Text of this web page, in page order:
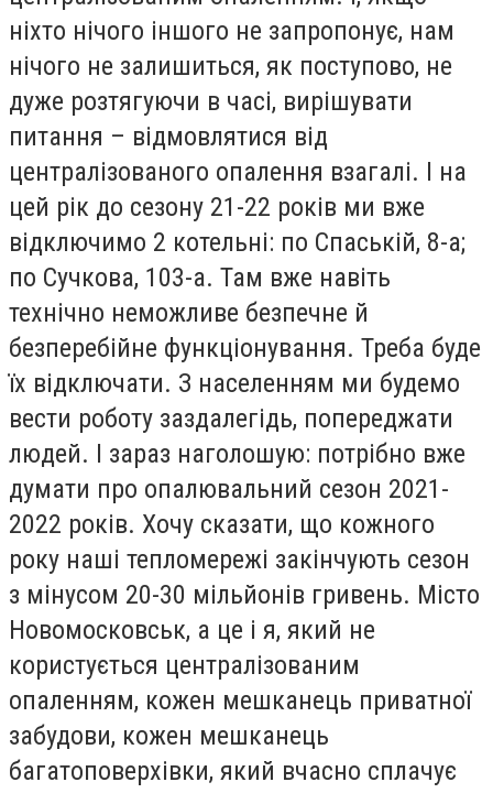
ніхто нічого іншого не запропонує, нам
нічого не залишиться, як поступово, не
дуже розтягуючи в часі, вирішувати
питання – відмовлятися від
централізованого опалення взагалі. І на
цей рік до сезону 21-22 років ми вже
відключимо 2 котельні: по Спаській, 8-а;
по Сучкова, 103-а. Там вже навіть
технічно неможливе безпечне й
безперебійне функціонування. Треба буде
їх відключати. З населенням ми будемо
вести роботу заздалегідь, попереджати
людей. І зараз наголошую: потрібно вже
думати про опалювальний сезон 2021-
2022 років. Хочу сказати, що кожного
року наші тепломережі закінчують сезон
з мінусом 20-30 мільйонів гривень. Місто
Новомосковськ, а це і я, який не
користується централізованим
опаленням, кожен мешканець приватної
забудови, кожен мешканець
багатоповерхівки, який вчасно сплачує